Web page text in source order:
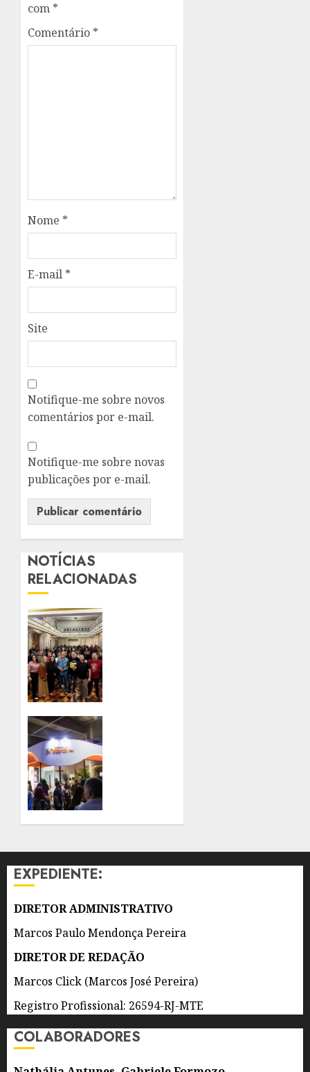
com *
Comentário *
Nome *
E-mail *
Site
Notifique-me sobre novos
comentários por e-mail.
Notifique-me sobre novas
publicações por e-mail.
NOTÍCIAS
RELACIONADAS
0
EXPEDIENTE:
DIRETOR ADMINISTRATIVO
Marcos Paulo Mendonça Pereira
DIRETOR DE REDAÇÃO
Marcos Click (Marcos José Pereira)
Registro Profissional: 26594-RJ-MTE
COLABORADORES